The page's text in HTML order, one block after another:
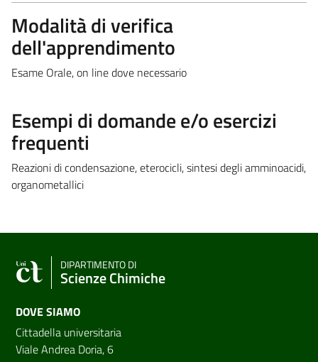
Modalità di verifica
dell'apprendimento
Esame Orale, on line dove necessario
Esempi di domande e/o esercizi
frequenti
Reazioni di condensazione, eterocicli, sintesi degli amminoacidi,
organometallici
DIPARTIMENTO DI
Scienze Chimiche
DOVE SIAMO
Cittadella universitaria
Viale Andrea Doria, 6